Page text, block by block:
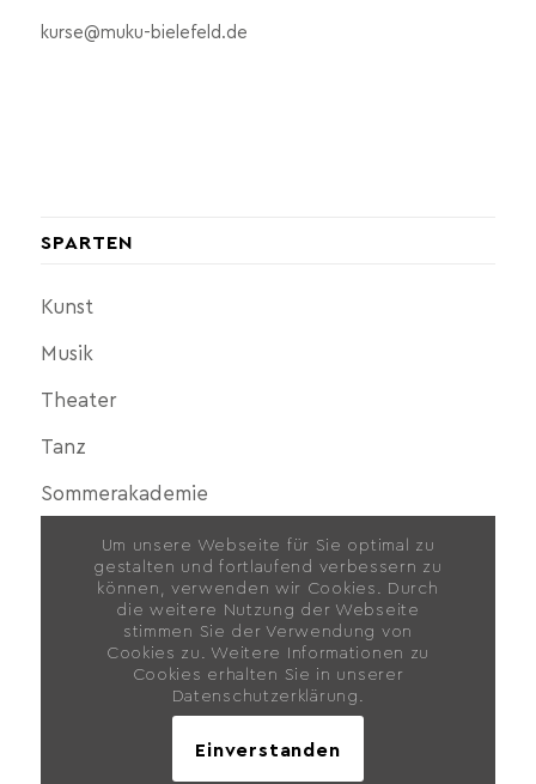
kurse@muku-bielefeld.de
SPARTEN
Kunst
Musik
Theater
Tanz
Sommerakademie
ZUR MUKU
Für weitere Fragen zur Musik- und Kunstschule geht es
Um unsere Webseite für Sie optimal zu
gestalten und fortlaufend verbessern zu
können, verwenden wir Cookies. Durch
die weitere Nutzung der Webseite
stimmen Sie der Verwendung von
Cookies zu. Weitere Informationen zu
Cookies erhalten Sie in unserer
Datenschutzerklärung.
Einverstanden